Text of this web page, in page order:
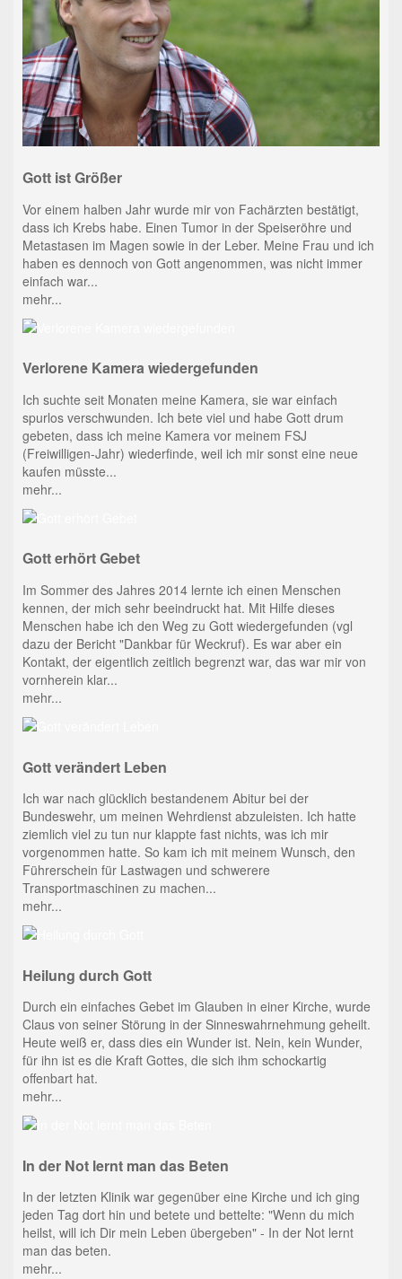
Gott ist Größer
Vor einem halben Jahr wurde mir von Fachärzten bestätigt,
dass ich Krebs habe. Einen Tumor in der Speiseröhre und
Metastasen im Magen sowie in der Leber. Meine Frau und ich
haben es dennoch von Gott angenommen, was nicht immer
einfach war...
mehr...
Verlorene Kamera wiedergefunden
Ich suchte seit Monaten meine Kamera, sie war einfach
spurlos verschwunden. Ich bete viel und habe Gott drum
gebeten, dass ich meine Kamera vor meinem FSJ
(Freiwilligen-Jahr) wiederfinde, weil ich mir sonst eine neue
kaufen müsste...
mehr...
Gott erhört Gebet
Im Sommer des Jahres 2014 lernte ich einen Menschen
kennen, der mich sehr beeindruckt hat. Mit Hilfe dieses
Menschen habe ich den Weg zu Gott wiedergefunden (vgl
dazu der Bericht "Dankbar für Weckruf). Es war aber ein
Kontakt, der eigentlich zeitlich begrenzt war, das war mir von
vornherein klar...
mehr...
Gott verändert Leben
Ich war nach glücklich bestandenem Abitur bei der
Bundeswehr, um meinen Wehrdienst abzuleisten. Ich hatte
ziemlich viel zu tun nur klappte fast nichts, was ich mir
vorgenommen hatte. So kam ich mit meinem Wunsch, den
Führerschein für Lastwagen und schwerere
Transportmaschinen zu machen...
mehr...
Heilung durch Gott
Durch ein einfaches Gebet im Glauben in einer Kirche, wurde
Claus von seiner Störung in der Sinneswahrnehmung geheilt.
Heute weiß er, dass dies ein Wunder ist. Nein, kein Wunder,
für ihn ist es die Kraft Gottes, die sich ihm schockartig
offenbart hat.
mehr...
In der Not lernt man das Beten
In der letzten Klinik war gegenüber eine Kirche und ich ging
jeden Tag dort hin und betete und bettelte: "Wenn du mich
heilst, will ich Dir mein Leben übergeben" - In der Not lernt
man das beten.
mehr...